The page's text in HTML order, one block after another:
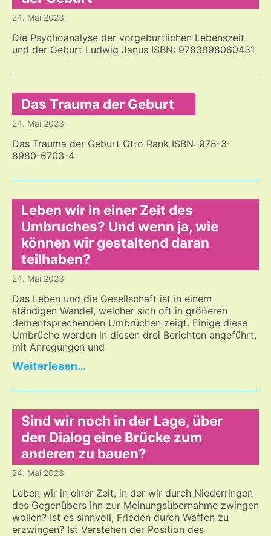
24. Mai 2023
Die Psychoanalyse der vorgeburtlichen Lebenszeit
und der Geburt Ludwig Janus ISBN: 9783898060431
Das Trauma der Geburt
24. Mai 2023
Das Trauma der Geburt Otto Rank ISBN: 978-3-
8980-6703-4
Leben wir in einer Zeit des
Umbruches? Und wenn ja, wie
können wir gestaltend daran
teilhaben?
24. Mai 2023
Das Leben und die Gesellschaft ist in einem
ständigen Wandel, welcher sich oft in größeren
dementsprechenden Umbrüchen zeigt. Einige diese
Umbrüche werden in diesen drei Berichten angeführt,
mit Anregungen und
…
in
Zeit
des
Umbruches?
Und
wie
können
wir
Sind wir noch in der Lage, über
den Dialog eine Brücke zum
anderen zu bauen?
24. Mai 2023
Leben wir in einer Zeit, in der wir durch Niederringen
des Gegenübers ihn zur Meinungsübernahme zwingen
wollen? Ist es sinnvoll, Frieden durch Waffen zu
erzwingen? Ist Verstehen der Position des